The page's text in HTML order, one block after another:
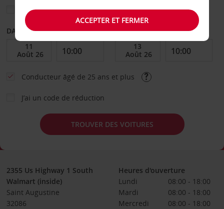
Sélectionnez une autre agence de retour
DATE DE DÉBUT DATE DE FIN
Conducteur âgé de 25 ans et plus
J’ai un code de réduction
TROUVER DES VOITURES
2355 Us Highway 1 South
Walmart (inside)
Saint Augustine
32086
Heures d'ouverture
Lundi
08:00 - 18:00
Mardi
08:00 - 18:00
Mercredi
08:00 - 18:00
ACCEPTER ET FERMER